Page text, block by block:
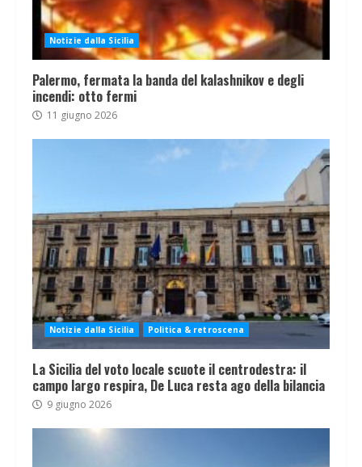
Notizie dalla Sicilia
Palermo, fermata la banda del kalashnikov e degli
incendi: otto fermi
11 giugno 2026
Notizie dalla Sicilia Politica & retroscena
La Sicilia del voto locale scuote il centrodestra: il
campo largo respira, De Luca resta ago della bilancia
9 giugno 2026